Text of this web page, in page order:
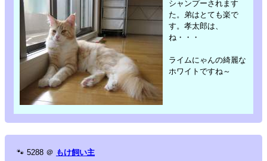
シャンプーされます
た。弟はとても楽で
す。孝太郎は、
ね・・・
ライムにゃんの綺麗な
ホワイトですね～
🐾 5288 ＠ もけ飼い主